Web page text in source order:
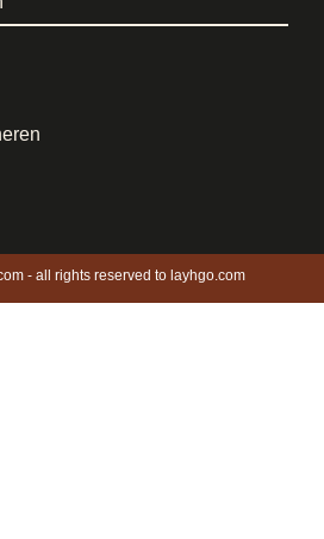
- all rights reserved to layhgo.com